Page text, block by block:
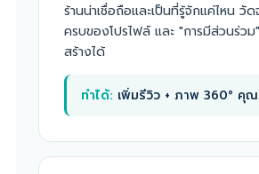
ร้านน่าเชื่อถือและเป็นที่รู้จักแค่ไหน วั
ครบของโปรไฟล์ และ "การมีส่วนร่ว
สร้างได้
ทำได้: เพิ่มรีวิว + ภาพ 360° คุ